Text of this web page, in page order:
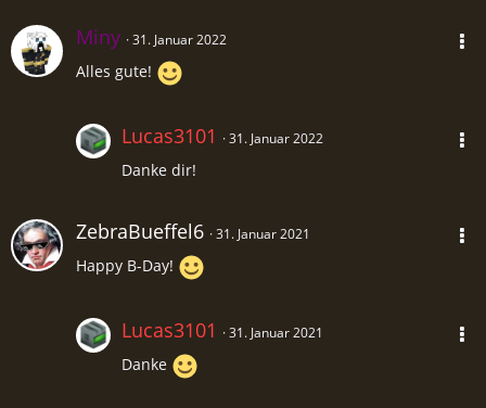
Miny 31. Januar 2022
Alles gute!
Lucas3101 31. Januar 2022
Danke dir!
ZebraBueffel6 31. Januar 2021
Happy B-Day!
Lucas3101 31. Januar 2021
Danke